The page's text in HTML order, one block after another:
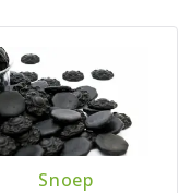
Snoep